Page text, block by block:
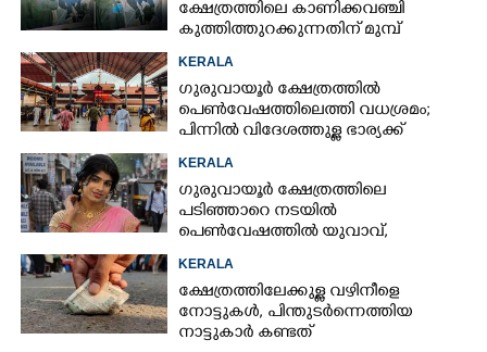
ക്ഷേത്രത്തിലെ കാണിക്കവഞ്ചി
കുത്തിത്തുറക്കുന്നതിന് മുമ്പ്
KERALA
ഗുരുവായൂർ ക്ഷേത്രത്തിൽ
പെൺവേഷത്തിലെത്തി വധശ്രമം;
പിന്നിൽ വിദേശത്തുള്ള ഭാര്യക്ക്
KERALA
ഗുരുവായൂർ ക്ഷേത്രത്തിലെ
പടിഞ്ഞാറെ നടയിൽ
പെൺവേഷത്തിൽ യുവാവ്,​
തെളിഞ്ഞത് വൻഗൂഢാലോചന
KERALA
ക്ഷേത്രത്തിലേക്കുള്ള വഴിനീളെ
നോട്ടുകൾ,​ പിന്തുടർന്നെത്തിയ
നാട്ടുകാർ കണ്ടത്